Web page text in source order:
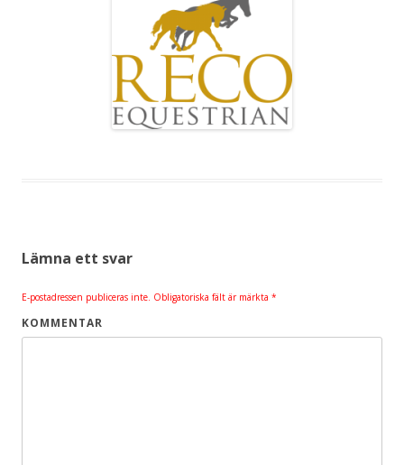
Lämna ett svar
E-postadressen publiceras inte. Obligatoriska fält är märkta *
KOMMENTAR